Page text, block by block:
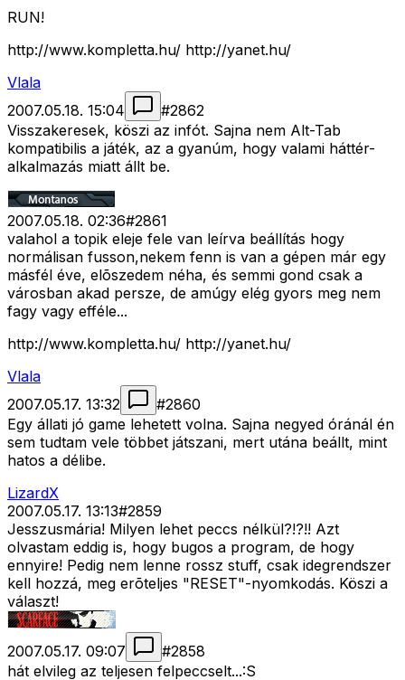
RUN!
http://www.kompletta.hu/ http://yanet.hu/
Vlala
2007.05.18. 15:04
#2862
Visszakeresek, köszi az infót. Sajna nem Alt-Tab
kompatibilis a játék, az a gyanúm, hogy valami háttér-
alkalmazás miatt állt be.
2007.05.18. 02:36#2861
valahol a topik eleje fele van leírva beállítás hogy
normálisan fusson,nekem fenn is van a gépen már egy
másfél éve, elõszedem néha, és semmi gond csak a
városban akad persze, de amúgy elég gyors meg nem
fagy vagy efféle...
http://www.kompletta.hu/ http://yanet.hu/
Vlala
2007.05.17. 13:32
#2860
Egy állati jó game lehetett volna. Sajna negyed óránál én
sem tudtam vele többet játszani, mert utána beállt, mint
hatos a délibe.
LizardX
2007.05.17. 13:13#2859
Jesszusmária! Milyen lehet peccs nélkül?!?!! Azt
olvastam eddig is, hogy bugos a program, de hogy
ennyire! Pedig nem lenne rossz stuff, csak idegrendszer
kell hozzá, meg erõteljes "RESET"-nyomkodás. Köszi a
választ!
2007.05.17. 09:07 #2858
hát elvileg az teljesen felpeccselt...:S